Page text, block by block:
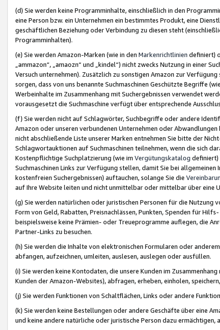
(d) Sie werden keine Programminhalte, einschließlich in den
eine Person bzw. ein Unternehmen ein bestimmtes Produkt, eine
geschäftlichen Beziehung oder Verbindung zu diesen steht
Programminhalten).
(e) Sie werden Amazon-Marken (wie in den Markenrichtlinien definiert)
„ammazon“, „amaozn“ und „kindel“) nicht zwecks Nutzung in einer
Versuch unternehmen). Zusätzlich zu sonstigen Amazon zur
sorgen, dass von uns benannte Suchmaschinen Geschützte Begriffe
Werbeinhalte im Zusammenhang mit Suchergebnissen verwendet
vorausgesetzt die Suchmaschine verfügt über entsprechende
(f) Sie werden nicht auf Schlagwörter, Suchbegriffe oder andere
Amazon oder unseren verbundenen Unternehmen oder
nicht abschließende Liste unserer Marken entnehmen Sie bitte der
Schlagwortauktionen auf Suchmaschinen teilnehmen, wenn die sich
Kostenpflichtige Suchplatzierung (wie im Vergütungskatalog definiert)
Suchmaschinen Links zur Verfügung stellen, damit Sie bei
kostenfreien Suchergebnissen) auftauchen, solange Sie die
auf Ihre Website leiten und nicht unmittelbar oder mittelbar über eine
(g) Sie werden natürlichen oder juristischen Personen für die Nutzung
Form von Geld, Rabatten, Preisnachlässen, Punkten, Spenden für
beispielsweise keine Prämien- oder Treueprogramme auflegen, die
Partner-Links zu besuchen.
(h) Sie werden die Inhalte von elektronischen Formularen oder
abfangen, aufzeichnen, umleiten, auslesen, auslegen oder ausfüllen.
(i) Sie werden keine Kontodaten, die unsere Kunden im
Kunden der Amazon-Websites), abfragen, erheben, einholen,
(j) Sie werden Funktionen von Schaltflächen, Links oder andere
(k) Sie werden keine Bestellungen oder andere Geschäfte über eine
und keine andere natürliche oder juristische Person dazu